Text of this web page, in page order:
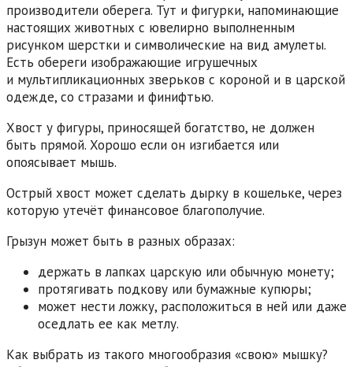
производители оберега. Тут и фигурки, напоминающие
настоящих животных с ювелирно выполненным
рисунком шерстки и символические на вид амулеты.
Есть обереги изображающие игрушечных
и мультипликационных зверьков с короной и в царской
одежде, со стразами и финифтью.
Хвост у фигуры, приносящей богатство, не должен
быть прямой. Хорошо если он изгибается или
опоясывает мышь.
Острый хвост может сделать дырку в кошельке, через
которую утечёт финансовое благополучие.
Грызун может быть в разных образах:
держать в лапках царскую или обычную монету;
протягивать подкову или бумажные купюры;
может нести ложку, расположиться в ней или даже
оседлать ее как метлу.
Как выбрать из такого многообразия «свою» мышку?